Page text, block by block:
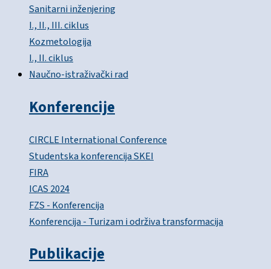
Sanitarni inženjering
I., II., III. ciklus
Kozmetologija
I., II. ciklus
Naučno-istraživački rad
Konferencije
CIRCLE International Conference
Studentska konferencija SKEI
FIRA
ICAS 2024
FZS - Konferencija
Konferencija - Turizam i održiva transformacija
Publikacije